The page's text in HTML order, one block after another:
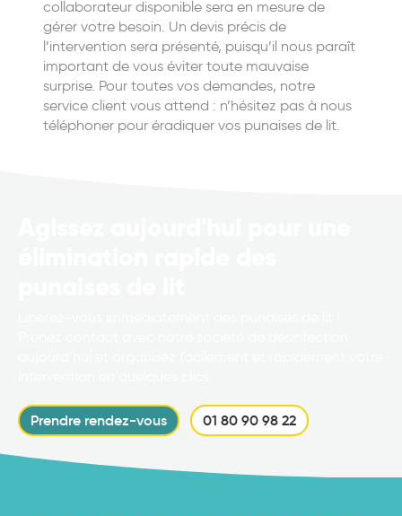
collaborateur disponible sera en mesure de
gérer votre besoin. Un devis précis de
l’intervention sera présenté, puisqu’il nous paraît
important de vous éviter toute mauvaise
surprise. Pour toutes vos demandes, notre
service client vous attend : n’hésitez pas à nous
téléphoner pour éradiquer vos punaises de lit.
Prendre rendez-vous 01 80 90 98 22